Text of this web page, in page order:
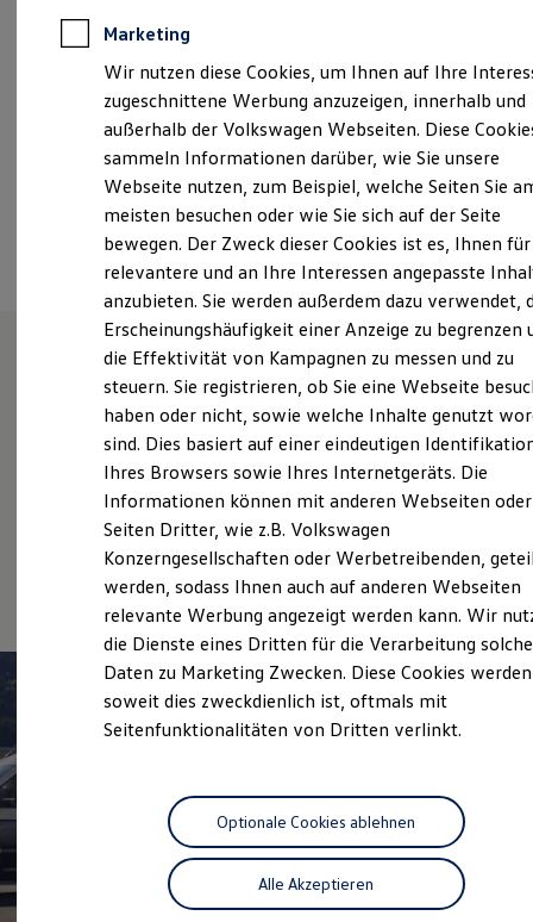
Reparatur & Service
Sommer-Special
Reparatur, Pflege & Inspektion
Servicetermin anfragen
Service-Vorteile bei Volkswagen Nutzfahrzeuge
ServicePlus
Economy Service
Räder & Reifen Service
Ersatzfahrzeuge
Notdienst und Pannenhilfe
Software, Konnektivität & Apps
California App
VW Connect für Ihren Transporter/Caravelle
VW Connect für Ihren Amarok
VW Connect für andere Modelle
Fleet Interface Data
Multistop Pathfinder
Übersicht Software Updates
Digitales Bordbuch
Fahrerassistenz- und Sicherheitssysteme
Kontrollleuchten
Kurzfahrprofile und Ölverdünnung
Batterieverordnung
XTL-Dieselkraftstoff
Ersatzteile und Betriebsflüssigkeiten
Original Zubehör und Lifestyle Produkte
myVolkswagen
myVolkswagen Business
Elektrisch & Autonom
Unser Ansatz
Reichweitensimulator
Ladezeitensimulator
Ladelösungen für Privatkunden
Ladelösungen für Gewerbekunden
Wallbox und Ladekabel
Bidirektionales Laden
info@vw-hof.de
+49 9281 54022020
Ansprechpartner
Termin vereinbaren
Unsere Leistungenim
Überblick
Service
Volkswagen Economy
Service
Marketing
Wir nutzen diese Cookies, um Ihnen auf Ihre
zugeschnittene Werbung anzuzeigen, innerhalb und
außerhalb der Volkswagen Webseiten. Diese
sammeln Informationen darüber, wie Sie unsere
Webseite nutzen, zum Beispiel, welche Seiten Sie
meisten besuchen oder wie Sie sich auf der Seite
bewegen. Der Zweck dieser Cookies ist es, Ihnen für
relevantere und an Ihre Interessen angepasste
anzubieten. Sie werden außerdem dazu verwendet,
Erscheinungshäufigkeit einer Anzeige zu begrenzen
die Effektivität von Kampagnen zu messen und zu
steuern. Sie registrieren, ob Sie eine Webseite
haben oder nicht, sowie welche Inhalte genutzt
sind. Dies basiert auf einer eindeutigen
Ihres Browsers sowie Ihres Internetgeräts. Die
Informationen können mit anderen Webseiten oder
Seiten Dritter, wie z.B. Volkswagen
Konzerngesellschaften oder Werbetreibenden,
werden, sodass Ihnen auch auf anderen Webseiten
relevante Werbung angezeigt werden kann. Wir
die Dienste eines Dritten für die Verarbeitung
Daten zu Marketing Zwecken. Diese Cookies
soweit dies zweckdienlich ist, oftmals mit
Seitenfunktionalitäten von Dritten verlinkt.
Alle Akzeptieren
Optionale Cookies ablehnen